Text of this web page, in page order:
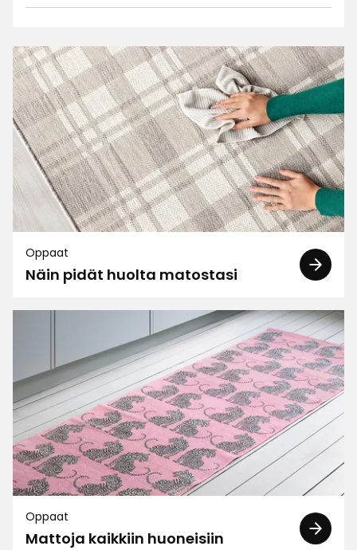
4.8
54 arvostelua
3 ☆
2 ☆
1 ☆
Lajittele
Suodata
Arvostelut (54)
H-M J
Reuna pyörylät nousee ylös päin , matto pyörii
Mustan sukan käyttäjänä pientä pupenoo
tarttuu sukkiin alussa.
Komia on ja keittiössä oikeen bueno.
1 vuosi sitten
GG Gunny G
Super mukava
Käännetty ruotsista
Oppaat
Näin pidät huolta matostasi
Oppaat
Mattoja kaikkiin huoneisiin